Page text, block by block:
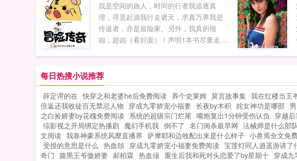
我是空间的旅人，时间的行者我追逐真
理，寻觅起源我行走诸天，求真万界我是
传道者，亦是冒险家。另外，我真的很
凶，超凶（看封面）！声明1本书尽量走合
学，并不全合理，因为没有实际基础，纯
属作者菌的蘑菇想法，作者也写不出全无
bug的小说。...
每日热搜小说推荐
薛定谔的在 快穿之和老婆he后免费阅读 养个史莱姆 莫言故事集 我在红楼当王
倍返还我收徒百无禁忌人物 穿成九零娇宠小福妻 长夜by木积 姹女神功是哪部
之白捡娇妻by花槐免费阅读 系统的超级宗门烂尾 嘴炮复出1分钟受伤认负 穿越
综影视之开局绑定热播剧 魔幻手机我 倒不了 名门闺杀最早网 法械师是什么部
文阅读 我靠神豪系统风靡直播界 萨摩耶和边牧配出来是什么样子 小兽焉全文免
受授的意思是什么 热血頌 穿成九零娇宠小福妻免费阅读 宝莲灯同人逍遥游讲了
奇门 腹黑王爷傲娇妻 郝柏霖 热血须 重生后我和死对头恋爱了by星期十 穿成九